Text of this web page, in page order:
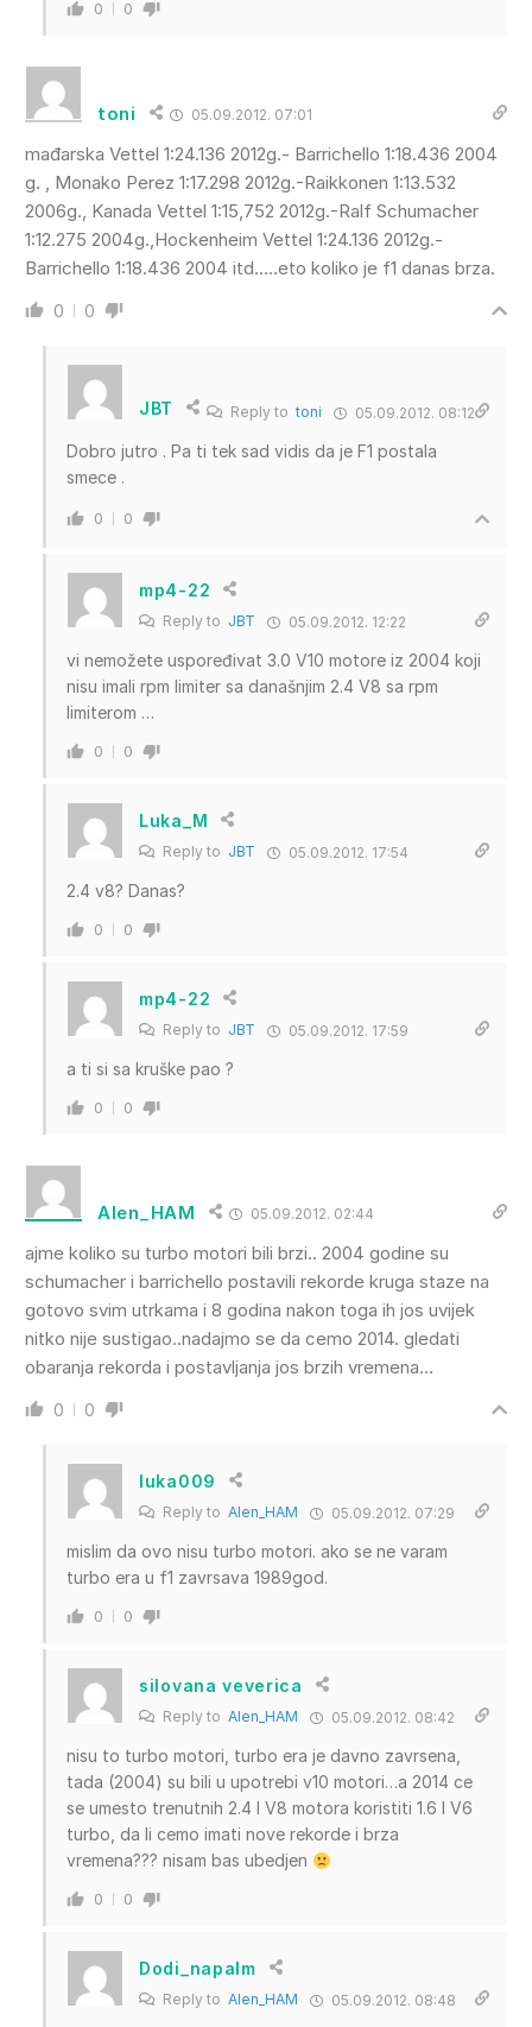
0 0
toni 05.09.2012. 07:01
mađarska Vettel 1:24.136 2012g.- Barrichello 1:18.436 2004
g. , Monako Perez 1:17.298 2012g.-Raikkonen 1:13.532
2006g., Kanada Vettel 1:15,752 2012g.-Ralf Schumacher
1:12.275 2004g.,Hockenheim Vettel 1:24.136 2012g.-
Barrichello 1:18.436 2004 itd…..eto koliko je f1 danas brza.
0 0
JBT Reply totoni 05.09.2012. 08:12
Dobro jutro . Pa ti tek sad vidis da je F1 postala
smece .
0 0
mp4-22
Reply to JBT 05.09.2012. 12:22
vi nemožete uspoređivat 3.0 V10 motore iz 2004 koji
nisu imali rpm limiter sa današnjim 2.4 V8 sa rpm
limiterom …
0 0
Luka_M
Reply to JBT 05.09.2012. 17:54
2.4 v8? Danas?
0 0
mp4-22
Reply to JBT 05.09.2012. 17:59
a ti si sa kruške pao ?
0 0
Alen_HAM 05.09.2012. 02:44
ajme koliko su turbo motori bili brzi.. 2004 godine su
schumacher i barrichello postavili rekorde kruga staze na
gotovo svim utrkama i 8 godina nakon toga ih jos uvijek
nitko nije sustigao..nadajmo se da cemo 2014. gledati
obaranja rekorda i postavljanja jos brzih vremena…
0 0
luka009
Reply to Alen_HAM 05.09.2012. 07:29
mislim da ovo nisu turbo motori. ako se ne varam
turbo era u f1 zavrsava 1989god.
0 0
silovana veverica
Reply to Alen_HAM 05.09.2012. 08:42
nisu to turbo motori, turbo era je davno zavrsena,
tada (2004) su bili u upotrebi v10 motori…a 2014 ce
se umesto trenutnih 2.4 l V8 motora koristiti 1.6 l V6
turbo, da li cemo imati nove rekorde i brza
vremena??? nisam bas ubedjen
0 0
Dodi_napalm
Reply to Alen_HAM 05.09.2012. 08:48